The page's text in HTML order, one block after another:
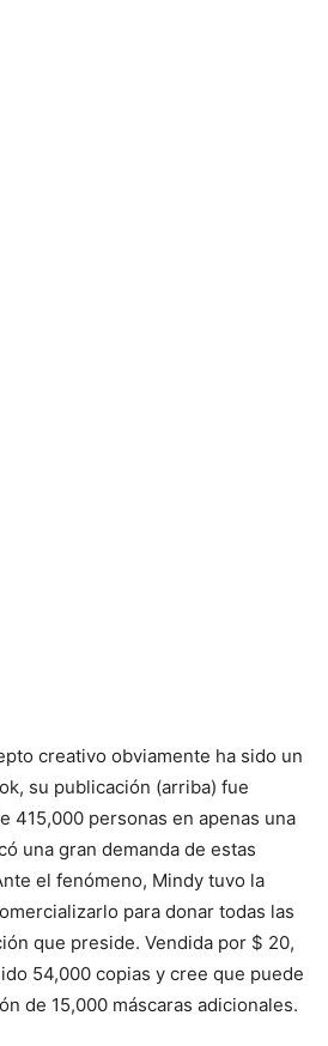
creativo obviamente ha sido un
su publicación (arriba) fue
415,000 personas en apenas una
una gran demanda de estas
el fenómeno, Mindy tuvo la
para donar todas las
que preside. Vendida por $ 20,
54,000 copias y cree que puede
de 15,000 máscaras adicionales.